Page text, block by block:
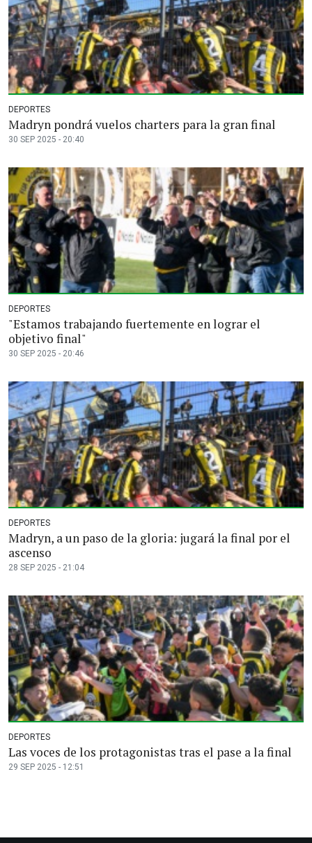
DEPORTES
Madryn pondrá vuelos charters para la gran final
30 SEP 2025 - 20:40
DEPORTES
"Estamos trabajando fuertemente en lograr el
objetivo final"
30 SEP 2025 - 20:46
DEPORTES
Madryn, a un paso de la gloria: jugará la final por el
ascenso
28 SEP 2025 - 21:04
DEPORTES
Las voces de los protagonistas tras el pase a la final
29 SEP 2025 - 12:51